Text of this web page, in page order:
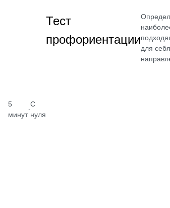
5
минут
·
С
нуля
Тест
профориентации
для себя